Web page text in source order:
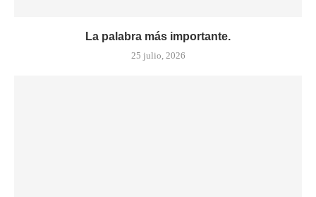
La palabra más importante.
25 julio, 2026